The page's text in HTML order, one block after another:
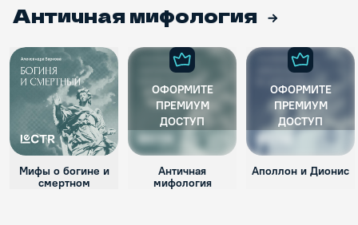
Античная мифология
Мифы о богине и
смертном
ОФОРМИТЕ
ПРЕМИУМ
ДОСТУП
Античная
мифология
ОФОРМИТЕ
ПРЕМИУМ
ДОСТУП
Аполлон и Дионис